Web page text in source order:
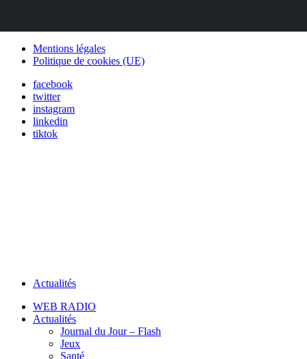
Mentions légales
Politique de cookies (UE)
facebook
twitter
instagram
linkedin
tiktok
Actualités
WEB RADIO
Actualités
Journal du Jour – Flash
Jeux
Santé